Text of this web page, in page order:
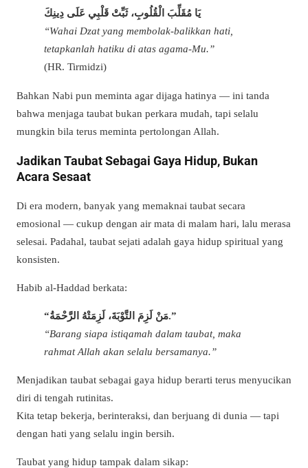
يَا مُقَلِّبَ الْقُلُوبِ، ثَبِّتْ قَلْبِي عَلَى دِينِكَ
“Wahai Dzat yang membolak-balikkan hati,
tetapkanlah hatiku di atas agama-Mu.”
(HR. Tirmidzi)
Bahkan Nabi pun meminta agar dijaga hatinya — ini tanda
bahwa menjaga taubat bukan perkara mudah, tapi selalu
mungkin bila terus meminta pertolongan Allah.
Jadikan Taubat Sebagai Gaya Hidup, Bukan
Acara Sesaat
Di era modern, banyak yang memaknai taubat secara
emosional — cukup dengan air mata di malam hari, lalu merasa
selesai. Padahal, taubat sejati adalah gaya hidup spiritual yang
konsisten.
Habib al-Haddad berkata:
“مَنْ لَزِمَ التَّوْبَةَ، لَزِمَتْهُ الرَّحْمَةُ.”
“Barang siapa istiqamah dalam taubat, maka
rahmat Allah akan selalu bersamanya.”
Menjadikan taubat sebagai gaya hidup berarti terus menyucikan
diri di tengah rutinitas.
Kita tetap bekerja, berinteraksi, dan berjuang di dunia — tapi
dengan hati yang selalu ingin bersih.
Taubat yang hidup tampak dalam sikap: